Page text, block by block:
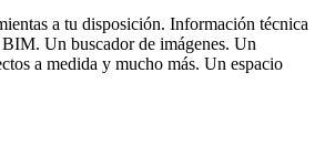
a tu disposición. Información técnica
Un buscador de imágenes. Un
a medida y mucho más. Un espacio